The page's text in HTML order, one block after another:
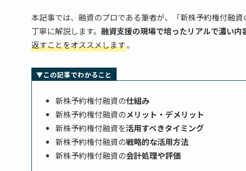
本記事では、融資のプロである筆者が、「新株予約権付融
丁寧に解説します。 融資支援の現場で培ったリアルで濃い内
返すことをオススメします。
▼この記事でわかること
新株予約権付融資の仕組み
新株予約権付融資のメリット・デメリット
新株予約権付融資を活用すべきタイミング
新株予約権付融資の戦略的な活用方法
新株予約権付融資の会計処理や評価